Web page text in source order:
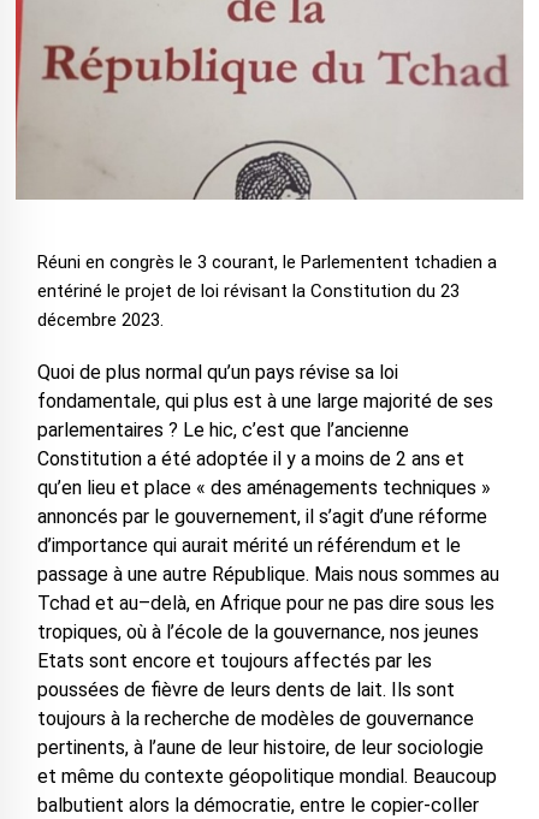
Réuni en congrès le 3 courant, le Parlementent tchadien a
entériné le projet de loi révisant la Constitution du 23
décembre 2023.
Quoi de plus normal qu’un pays révise sa loi
fondamentale, qui plus est à une large majorité de ses
parlementaires ? Le hic, c’est que l’ancienne
Constitution a été adoptée il y a moins de 2 ans et
qu’en lieu et place « des aménagements techniques »
annoncés par le gouvernement, il s’agit d’une réforme
d’importance qui aurait mérité un référendum et le
passage à une autre République. Mais nous sommes au
Tchad et au–delà, en Afrique pour ne pas dire sous les
tropiques, où à l’école de la gouvernance, nos jeunes
Etats sont encore et toujours affectés par les
poussées de fièvre de leurs dents de lait. Ils sont
toujours à la recherche de modèles de gouvernance
pertinents, à l’aune de leur histoire, de leur sociologie
et même du contexte géopolitique mondial. Beaucoup
balbutient alors la démocratie, entre le copier-coller